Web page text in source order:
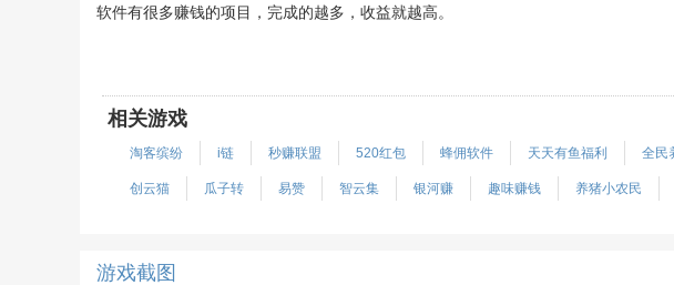
软件有很多赚钱的项目，完成的越多，收益就越高。
相关游戏
淘客缤纷 i链 秒赚联盟 520红包 蜂佣软件 天天有鱼福利 全民
创云猫 瓜子转 易赞 智云集 银河赚 趣味赚钱 养猪小农民
游戏截图